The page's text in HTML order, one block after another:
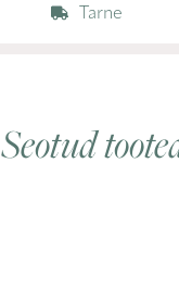
Tarne
Seotud